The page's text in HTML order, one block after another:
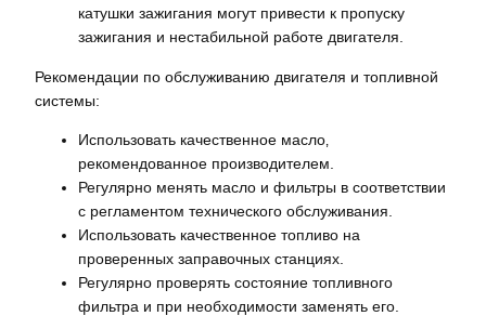
катушки зажигания могут привести к пропуску
зажигания и нестабильной работе двигателя.
Рекомендации по обслуживанию двигателя и топливной
системы:
Использовать качественное масло‚
рекомендованное производителем.
Регулярно менять масло и фильтры в соответствии
с регламентом технического обслуживания.
Использовать качественное топливо на
проверенных заправочных станциях.
Регулярно проверять состояние топливного
фильтра и при необходимости заменять его.